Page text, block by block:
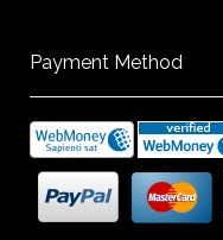
Payment Method